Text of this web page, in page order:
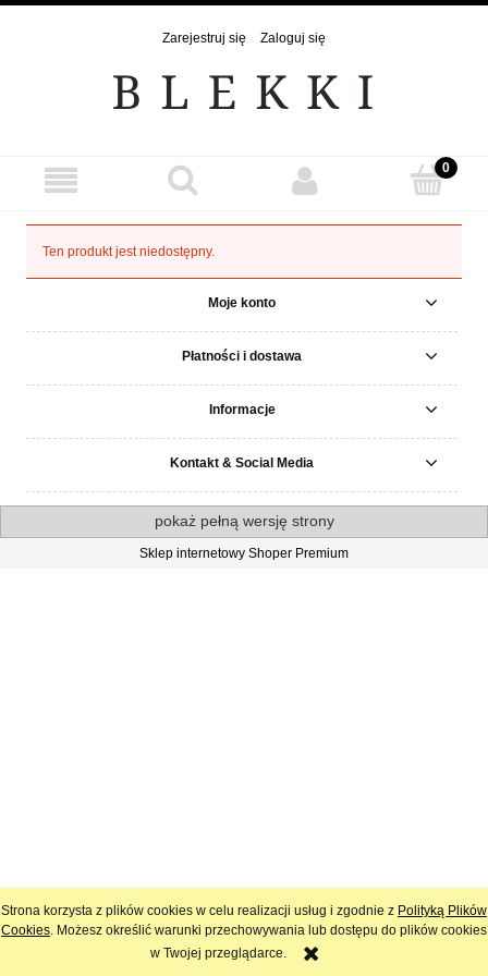
Strona korzysta z plików cookies w celu realizacji usług i zgodnie z Polityką Plików
Cookies. Możesz określić warunki przechowywania lub dostępu do plików cookies
w Twojej przeglądarce.
Zarejestruj się Zaloguj się
Ten produkt jest niedostępny.
Moje konto
Płatności i dostawa
Informacje
Kontakt & Social Media
pokaż pełną wersję strony
Sklep internetowy Shoper Premium